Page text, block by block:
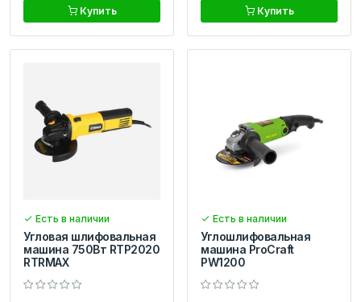
Купить Купить
Есть в наличии
Угловая шлифовальная
машина 750Вт RTP2020
RTRMAX
Есть в наличии
Углошлифовальная
машина ProCraft
PW1200